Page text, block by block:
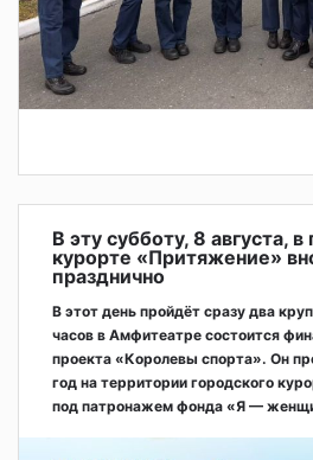
В эту субботу, 8 августа,
курорте «Притяжение»
празднично
В этот день пройдёт сразу два
часов в Амфитеатре состоится
проекта «Королевы спорта». Он
год на территории городского
под патронажем фонда «Я —